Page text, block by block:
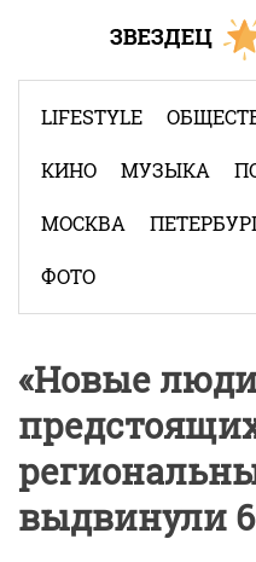
LIFESTYLE
КИНО МУЗЫКА
МОСКВА
ФОТО
«Новые
выдвинули